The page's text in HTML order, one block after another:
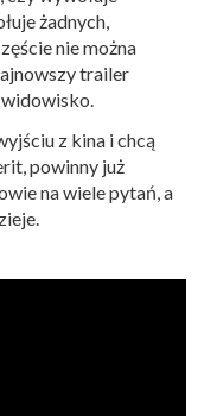
żadnych,
nie można
trailer
z kina i chcą
powinny już
na wiele pytań, a